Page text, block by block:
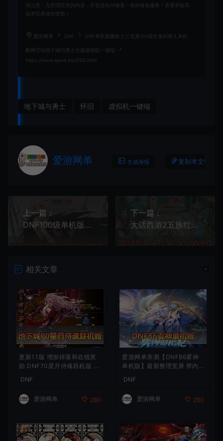
请注意：无所谓完美的内容，不包含BUG修复一类的修改服务！若要求较高
追求完美请勿赞助！
爱游网单 DNF DNF单机版魔枪士三觉真100级女鬼剑单人单机
断网可玩地下城与勇士台服虚拟机一键端
https://www.aywd.top/202.html
地下城与勇士 怀旧 虚拟机一键端
爱游网单 生成海报 复制本文链接
上一篇：
DNF100级单机版女鬼剑3职业地下城与勇士虚拟机一键端完整1-95主线也可以直升100玩后期GM后台
下一篇：
大话西游2五族红木端集物怀旧网游单机版虚拟机一键端GM后台
相关文章
更新1.1版 增加掉落和在线奖
励 DNF70星月侍魂联机版 丰
辟邪玉 皮肤外观 BUFF技能徽
章 史诗装备特效徽章 技能宝
珠等 在线点 装备靠爆
DNF
爱游网单 280
爱游网单亲测【DNF86雾神
单机版】最新整理宽屏 带内
新深渊副本 技能护石 虚拟机
一键端 视频安装教学
DNF
爱游网单 280